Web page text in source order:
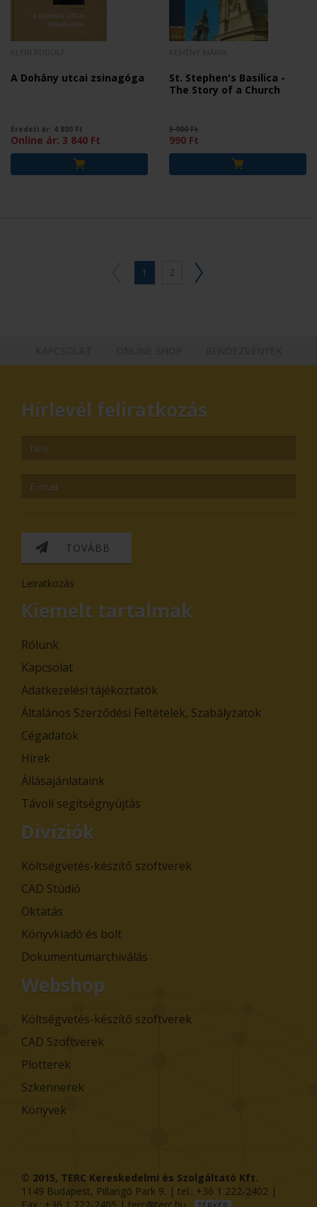
A Dohány utcai zsinagóga
Eredeti ár: 4 800 Ft
Online ár: 3 840 Ft
St. Stephen's Basilica -
The Story of a Church
3 900 Ft
990 Ft
1 2
Hírlevél feliratkozás
TOVÁBB
Leiratkozás
Kiemelt tartalmak
Rólunk
Kapcsolat
Adatkezelési tájékoztatók
Általános Szerződési Feltételek, Szabályzatok
Cégadatok
Hírek
Állásajánlataink
Távoli segítségnyújtás
Divíziók
Költségvetés-készítő szoftverek
CAD Stúdió
Oktatás
Könyvkiadó és bolt
Dokumentumarchiválás
Webshop
Költségvetés-készítő szoftverek
CAD Szoftverek
Plotterek
Szkennerek
Könyvek
© 2015, TERC Kereskedelmi és Szolgáltató Kft.
1149 Budapest, Pillangó Park 9. | tel.: +36 1 222-2402 |